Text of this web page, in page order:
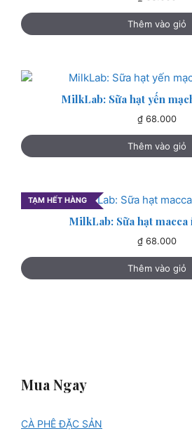
Thêm vào giỏ
MilkLab: Sữa hạt yến
₫ 68.000
Thêm vào giỏ
TẠM HẾT HÀNG
MilkLab: Sữa hạt macca
₫ 68.000
Thêm vào giỏ
Mua Ngay
CÀ PHÊ ĐẶC SẢN